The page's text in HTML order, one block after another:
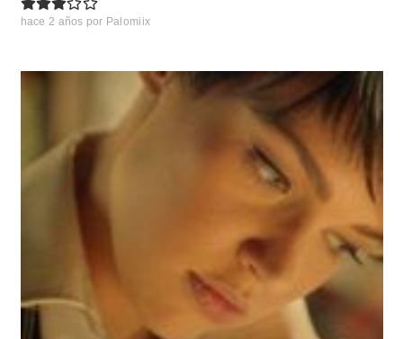
hace 2 años por Palomiix